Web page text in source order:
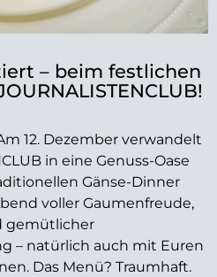
– beim festlichen
12. Dezember verwandelt
in eine Genuss-Oase
Gänse-Dinner
voller Gaumenfreude,
gemütlicher
– natürlich auch mit Euren
Das Menü? Traumhaft.